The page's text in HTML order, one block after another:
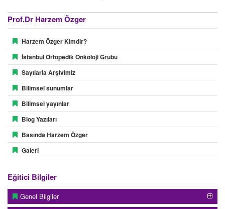
Prof.Dr Harzem Özger
Harzem Özger Kimdir?
İstanbul Ortopedik Onkoloji Grubu
Sayılarla Arşivimiz
Bilimsel sunumlar
Bilimsel yayınlar
Blog Yazıları
Basında Harzem Özger
Galeri
Eğitici Bilgiler
Genel Bilgiler